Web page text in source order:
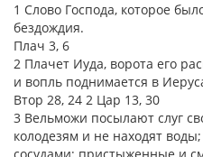
1 Слово Господа, которое
бездождия.
Плач 3, 6
2 Плачет Иуда, ворота его
и вопль поднимается в
Втор 28, 24 2 Цар 13, 30
3 Вельможи посылают слуг
колодезям и не находят